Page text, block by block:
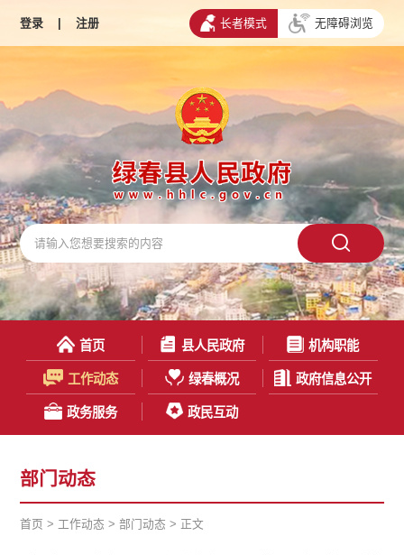
登录 | 注册 长者模式 无障碍浏览
首页 县人民政府 机构职能
工作动态 绿春概况 政府信息公开
政务服务 政民互动
部门动态
首页 > 工作动态 >部门动态 > 正文